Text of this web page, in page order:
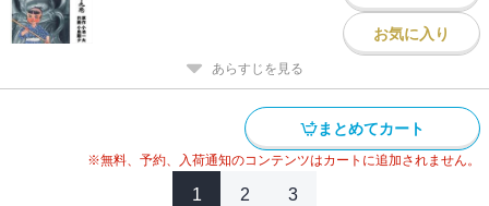
お気に入り
あらすじを見る
まとめてカート
※無料、予約、入荷通知のコンテンツはカートに追加されません。
1 2 3